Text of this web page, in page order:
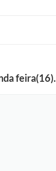
feira(16).